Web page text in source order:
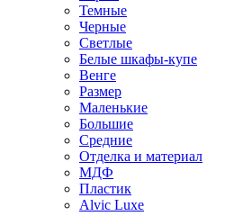
Темные
Черные
Светлые
Белые шкафы-купе
Венге
Размер
Маленькие
Большие
Средние
Отделка и материал
МДФ
Пластик
Alvic Luxe